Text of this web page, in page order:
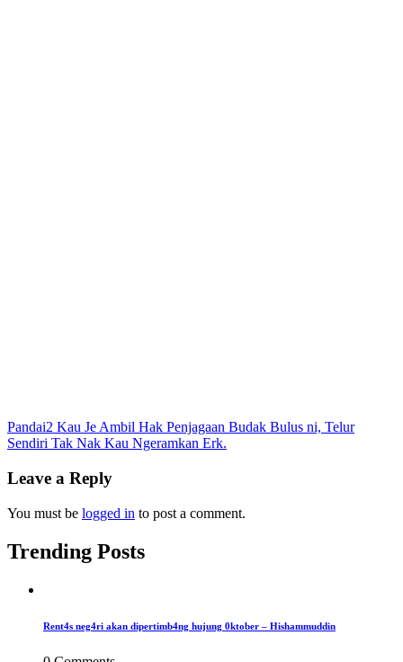
Post
navigation
Pandai2 Kau Je Ambil Hak Penjagaan Budak Bulus ni, Telur
Sendiri Tak Nak Kau Ngeramkan Erk.
Leave a Reply
You must be logged in to post a comment.
Trending Posts
Rent4s neg4ri akan dipertimb4ng hujung 0ktober – Hishammuddin